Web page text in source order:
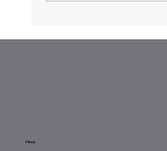
Menu